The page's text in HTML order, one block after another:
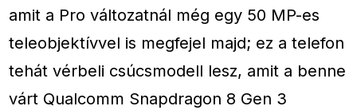
amit a Pro változatnál még egy 50 MP-es
teleobjektívvel is megfejel majd; ez a telefon
tehát vérbeli csúcsmodell lesz, amit a benne
várt Qualcomm Snapdragon 8 Gen 3